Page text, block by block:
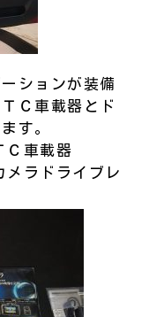
ションが装備
Ｃ車載器とド
す。
Ｃ車載器
メラドライブレ